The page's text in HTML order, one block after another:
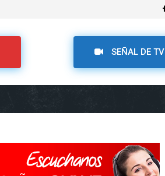
SEÑAL DE TV